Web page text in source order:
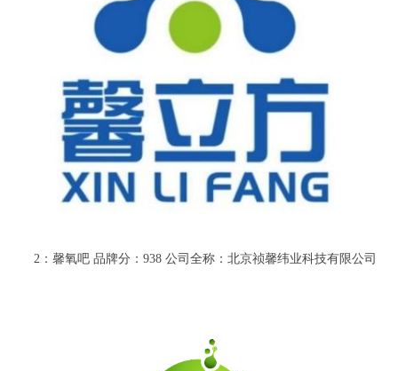
2：馨氧吧 品牌分：938 公司全称：北京祯馨纬业科技有限公司